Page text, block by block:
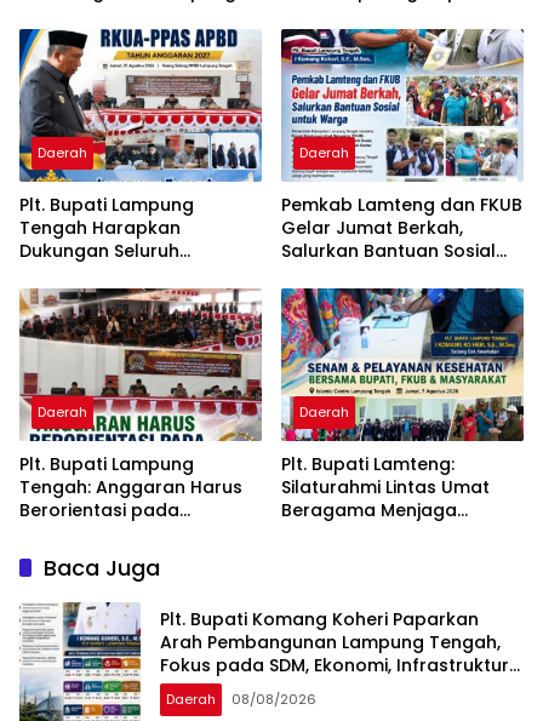
Ekonomi, Infrastruktur dan
Kesejahteraan
Lampung Tengah
Daerah
Plt. Bupati Lampung
Tengah Harapkan
Dukungan Seluruh
RKUA-PPAS APBD Tahun
2027
Daerah
Pemkab Lamteng dan FKUB
Gelar Jumat Berkah,
Salurkan Bantuan Sosial
Daerah
Plt. Bupati Lampung
Tengah: Anggaran Harus
Berorientasi pada
Daerah
Plt. Bupati Lamteng:
Silaturahmi Lintas Umat
Beragama Menjaga
Baca Juga
Plt. Bupati Komang Koheri Paparkan
Arah Pembangunan Lampung Tengah,
Fokus pada SDM, Ekonomi, Infrastruktur
dan Kesejahteraan
Daerah 08/08/2026